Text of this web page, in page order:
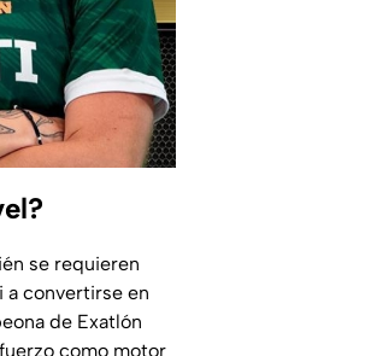
se requieren
a convertirse en
de Exatlón
como motor